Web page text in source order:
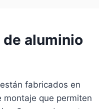
aluminio
fabricados en
montaje que permiten